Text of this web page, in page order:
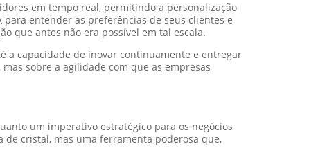
em tempo real, permitindo a personalização
entender as preferências de seus clientes e
que antes não era possível em tal escala.
a capacidade de inovar continuamente e entregar
sobre a agilidade com que as empresas
um imperativo estratégico para os negócios
cristal, mas uma ferramenta poderosa que,